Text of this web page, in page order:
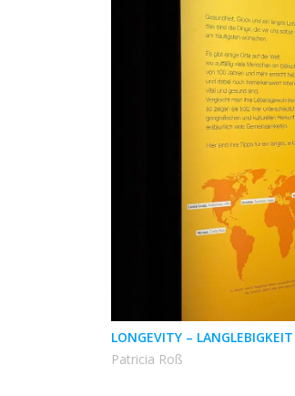
LONGEVITY – LANGLEBIGKEIT
Patricia Roß